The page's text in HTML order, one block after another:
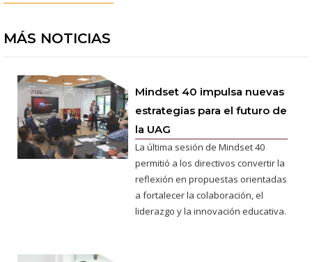
MÁS NOTICIAS
Mindset 40 impulsa nuevas
estrategias para el futuro de
la UAG
La última sesión de Mindset 40
permitió a los directivos convertir la
reflexión en propuestas orientadas
a fortalecer la colaboración, el
liderazgo y la innovación educativa.